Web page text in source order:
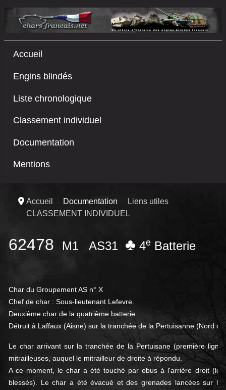
Accueil
Engins blindés
Liste chronologique
Classement individuel
Documentation
Mentions
Accueil Documentation
Liens utiles
CLASSEMENT INDIVIDUEL
62478 M1 AS31 ♣ 4e Batterie
Char du Groupement AS n° X
Chef de char : Sous-lieutenant Lefevre.
Deuxième char de la quatrième batterie.
Détruit à Laffaux (Aisne) sur la tranchée de la Pertuisanne (Nord
Le char arrivant sur la tranchée de la Pertuisane (première
mitrailleuses, auquel le mitrailleur de droite à répondu.
A ce moment, le char a été touché par obus à l'arrière droit (le
blessés). Le char a été évacué et des grenades lancées sur